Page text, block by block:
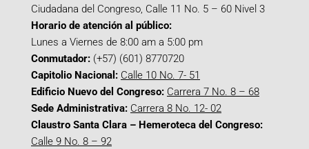
Ciudadana del Congreso, Calle 11 No. 5 – 60 Nivel 3
Horario de atención al público:
Lunes a Viernes de 8:00 am a 5:00 pm
Conmutador: (+57) (601) 8770720
Capitolio Nacional: Calle 10 No. 7- 51
Edificio Nuevo del Congreso: Carrera 7 No. 8 – 68
Sede Administrativa: Carrera 8 No. 12- 02
Claustro Santa Clara – Hemeroteca del Congreso:
Calle 9 No. 8 – 92